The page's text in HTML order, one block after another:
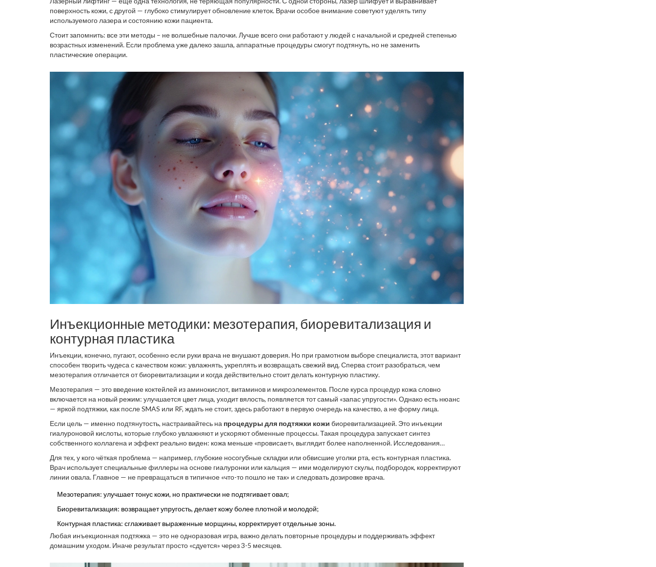
поверхность кожи, с другой — глубоко стимулирует обновление клеток. Врачи особое внимание советуют уделять типу
используемого лазера и состоянию кожи пациента.
Стоит запомнить: все эти методы – не волшебные палочки. Лучше всего они работают у людей с начальной и средней степенью
возрастных изменений. Если проблема уже далеко зашла, аппаратные процедуры смогут подтянуть, но не заменить
пластические операции.
Инъекционные методики: мезотерапия, биоревитализация и
контурная пластика
Инъекции, конечно, пугают, особенно если руки врача не внушают доверия. Но при грамотном выборе специалиста, этот вариант
способен творить чудеса с качеством кожи: увлажнять, укреплять и возвращать свежий вид. Сперва стоит разобраться, чем
мезотерапия отличается от биоревитализации и когда действительно стоит делать контурную пластику.
Мезотерапия — это введение коктейлей из аминокислот, витаминов и микроэлементов. После курса процедур кожа словно
включается на новый режим: улучшается цвет лица, уходит вялость, появляется тот самый «запас упругости». Однако есть нюанс
— яркой подтяжки, как после SMAS или RF, ждать не стоит, здесь работают в первую очередь на качество, а не форму лица.
Если цель — именно подтянутость, настраивайтесь на процедуры для подтяжки кожи биоревитализацией. Это инъекции
гиалуроновой кислоты, которые глубоко увлажняют и ускоряют обменные процессы. Такая процедура запускает синтез
собственного коллагена и эффект реально виден: кожа меньше «провисает», выглядит более наполненной. Исследования
улучшались на 35-40% — это реально много.
Для тех, у кого чёткая проблема — например, глубокие носогубные складки или обвисшие уголки рта, есть контурная пластика.
Врач использует специальные филлеры на основе гиалуронки или кальция — ими моделируют скулы, подбородок, корректируют
линии овала. Главное — не превращаться в типичное «что-то пошло не так» и следовать дозировке врача.
Мезотерапия: улучшает тонус кожи, но практически не подтягивает овал;
Биоревитализация: возвращает упругость, делает кожу более плотной и молодой;
Контурная пластика: сглаживает выраженные морщины, корректирует отдельные зоны.
Любая инъекционная подтяжка — это не одноразовая игра, важно делать повторные процедуры и поддерживать эффект
домашним уходом. Иначе результат просто «сдуется» через 3-5 месяцев.